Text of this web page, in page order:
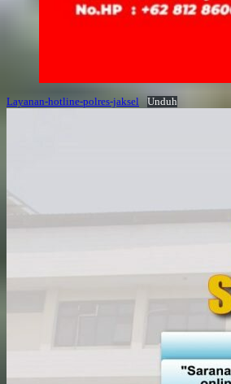
Layanan-hotline-polres-jaksel Unduh